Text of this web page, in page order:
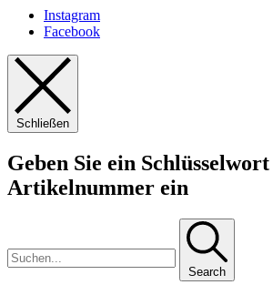
Instagram
Facebook
Schließen
Geben Sie ein
Artikelnummer ein
Search